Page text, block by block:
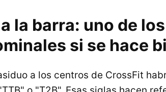
la barra: uno de
si se hace
a los centros de CrossFit